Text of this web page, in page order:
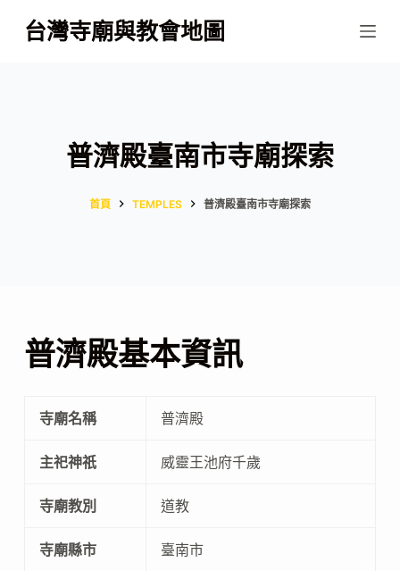
跳
至
台灣寺廟與教會地圖
普濟殿臺南市寺廟探索
首頁 TEMPLES 普濟殿臺南市寺廟探索
普濟殿基本資訊
寺廟名稱 普濟殿
主祀神祇 威靈王池府千歲
寺廟教別 道教
寺廟縣市 臺南市